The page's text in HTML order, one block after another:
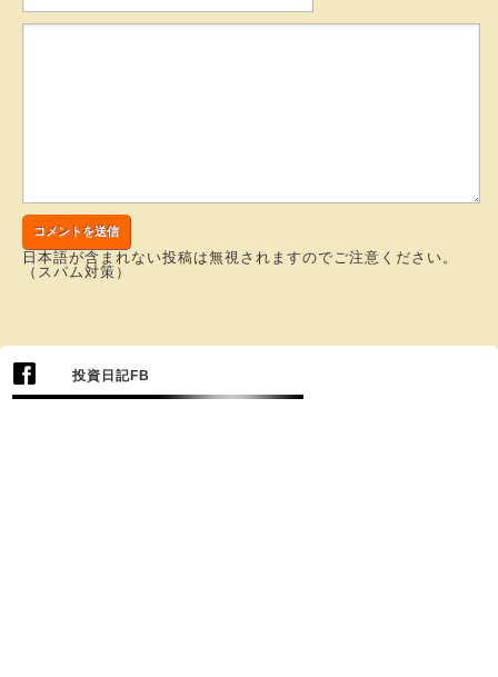
日本語が含まれない投稿は無視されますのでご注意ください。
（スパム対策）
投資日記FB